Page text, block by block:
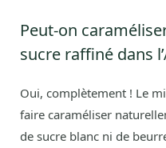
Peut-on
sucre raffiné dans
Oui, complètement ! Le
faire caraméliser
de sucre blanc ni de